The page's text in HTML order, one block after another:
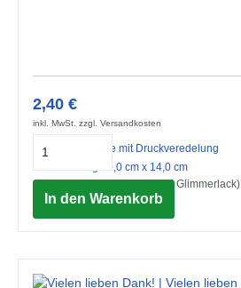
2,40 €
inkl. MwSt. zzgl. Versandkosten
Midi-Doppelkarte mit Druckveredelung
mit Umschlag 10,0 cm x 14,0 cm
Stösschen (Strukturkarton mit Glimmerlack)
© Advocate Art / Pope Twins
In den Warenkorb